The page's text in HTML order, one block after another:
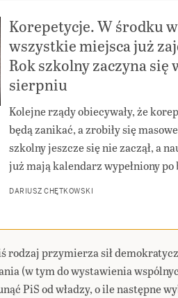
Korepetycje. W środku
wszystkie miejsca już
Rok szkolny zaczyna się
sierpniu
Kolejne rządy obiecywały, że
będą zanikać, a zrobiły się
szkolny jeszcze się nie zaczął, a
już mają kalendarz wypełniony po
DARIUSZ CHĘTKOWSKI
rodzaj przymierza sił
(w tym do wystawienia
PiS od władzy, o ile następne